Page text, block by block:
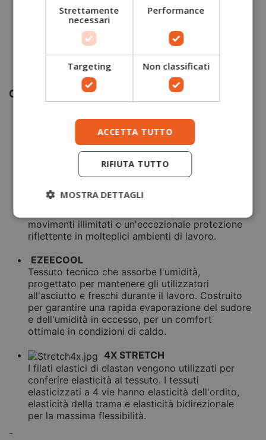
Cucitura nastrata del colletto per un comfort
Anello radio per facilitare l'aggancio di una radio
Tessuto classificato 40+ UPF per bloccare il 98%
dei raggi UV
Certificato EN ISO 20471 per oltre 50 lavaggi
Certificato CE
Caratteristiche tessuto
COTTON COMFORT
Tessuto in maglia morbido e ricco di cotone,
realizzato dai nostri stabilimenti con l'obbiettivo
di garantire comfort. Il cotone lavorato in maglia
è a contatto con la pelle per garantire comfort e
traspirabilità.
HIVISTEX PRO
movimenti illimitati e un'eccezionale protezione
riflettente in molteplici ambienti di lavoro.
EZEECOOL
Tessuto tecnico che assorbe l'umidità,
progettato per mantenere gli utilizzatori
all'asciutto e freschi durante il lavoro. Costruito
per garantire una rapida evaporazione del sudore
e dell'umidità in eccesso, per un comfort
ottimale in condizioni di caldo.
4X STRETCH
I filati elastici di elastan vengono utilizzati per
conferire elasticità al tessuto. I tessuti
elasticizzati a 4 vie hanno elasticità dell'ordito,
elasticità della trama e elasticità bidirezionale
per la massima flessibilità.
-
Strettamente
necessari
Performance
Targeting Non classificati
ACCETTA TUTTO
RIFIUTA TUTTO
MOSTRA DETTAGLI